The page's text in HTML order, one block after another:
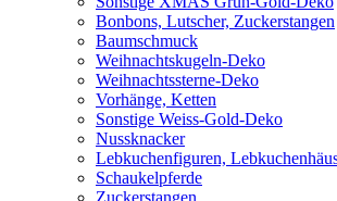
Bonbons, Lutscher, Zuckerstangen
Baumschmuck
Weihnachtskugeln-Deko
Weihnachtssterne-Deko
Vorhänge, Ketten
Sonstige Weiss-Gold-Deko
Nussknacker
Lebkuchenfiguren,
Schaukelpferde
Zuckerstangen